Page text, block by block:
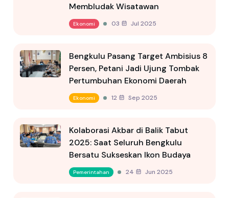
Membludak Wisatawan
Ekonomi 03 Jul 2025
Bengkulu Pasang Target Ambisius 8
Persen, Petani Jadi Ujung Tombak
Pertumbuhan Ekonomi Daerah
Ekonomi 12 Sep 2025
Kolaborasi Akbar di Balik Tabut
2025: Saat Seluruh Bengkulu
Bersatu Sukseskan Ikon Budaya
Pemerintahan 24 Jun 2025